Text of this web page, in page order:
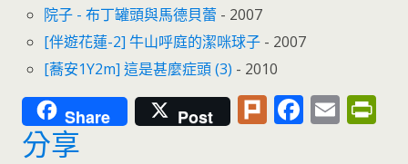
院子 - 布丁罐頭與馬德貝蕾 - 2007
[伴遊花蓮-2] 牛山呼庭的潔咪球子 - 2007
[蕎安1Y2m] 這是甚麼症頭 (3) - 2010
Share Post Pl F E
分享